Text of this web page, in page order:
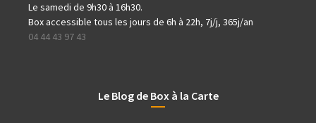
Le samedi de 9h30 à 16h30.
Box accessible tous les jours de 6h à 22h, 7j/j, 365j/an
04 44 43 97 43
Le Blog de Box à la Carte